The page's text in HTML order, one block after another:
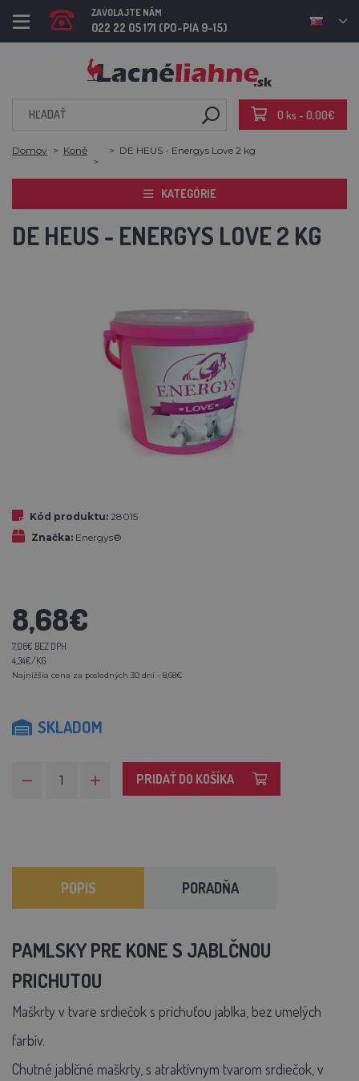
ZAVOLAJTE NÁM
022 22 05 171 (PO-PIA 9-15)
0 ks - 0,00€
Domov Koně DE HEUS - Energys Love 2 kg
KATEGÓRIE
DE HEUS - ENERGYS LOVE 2 KG
Kód produktu: 28015
Značka: Energys®
8,68€
7,06€ BEZ DPH
4,34€/KG
Najnižšia cena za posledných 30 dní - 8,68€
SKLADOM
PRIDAŤ DO KOŠÍKA
POPIS PORADŇA
PAMLSKY PRE KONE S JABLČNOU
PRICHUTOU
Maškrty v tvare srdiečok s príchuťou jablka, bez umelých
farbív.
Chutné jablčné maškrty, s atraktívnym tvarom srdiečok, v